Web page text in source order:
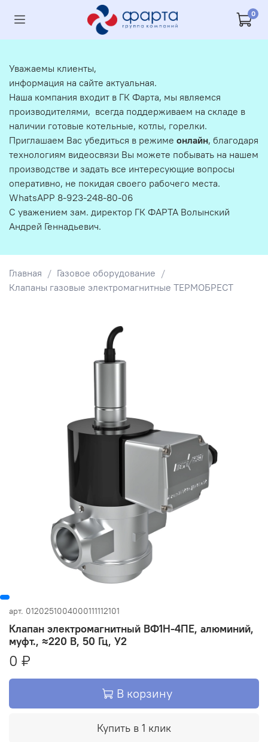
0
Главная
Газовое оборудование
Клапаны газовые электромагнитные ТЕРМОБРЕСТ
арт. 0120251004000111112101
Клапан электромагнитный ВФ1Н-4ПЕ, алюминий,
муфт., ≈220 В, 50 Гц, У2
0 ₽
В корзину
Купить в 1 клик
Уважаемы клиенты,
информация на сайте актуальная.
Наша компания входит в ГК Фарта, мы являемся
производителями, всегда поддерживаем на складе в
наличии готовые котельные, котлы, горелки.
Приглашаем Вас убедиться в режиме онлайн, благодаря
технологиям видеосвязи Вы можете побывать на нашем
производстве и задать все интересующие вопросы
оперативно, не покидая своего рабочего места.
WhatsAPP 8-923-248-80-06
С уважением зам. директор ГК ФАРТА Волынский
Андрей Геннадьевич.